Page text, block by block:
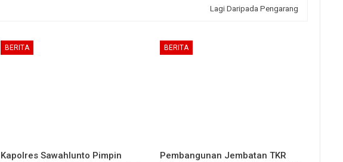
Lagi Daripada Pengarang
BERITA
Kapolres Sawahlunto Pimpin
BERITA
Pembangunan Jembatan TKR